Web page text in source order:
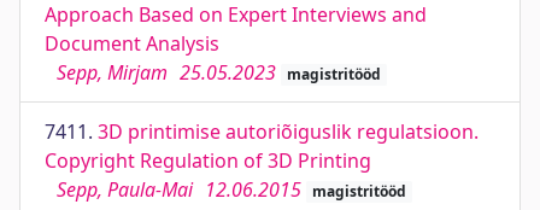
Approach Based on Expert Interviews and
Document Analysis
Sepp, Mirjam 25.05.2023 magistritööd
7411. 3D printimise autoriõiguslik regulatsioon.
Copyright Regulation of 3D Printing
Sepp, Paula-Mai 12.06.2015 magistritööd